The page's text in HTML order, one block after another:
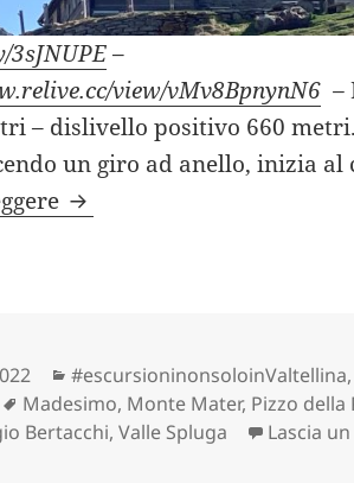
–
view/vMv8BpnynN6 –
– dislivello positivo 660 metri.
un giro ad anello, inizia al
RIFUGIO BERTACCHI
Categorie
#escursioninonsoloinValtellina
Tag
Madesimo, Monte Mater, Pizzo della
Bertacchi,Valle Spluga Lascia